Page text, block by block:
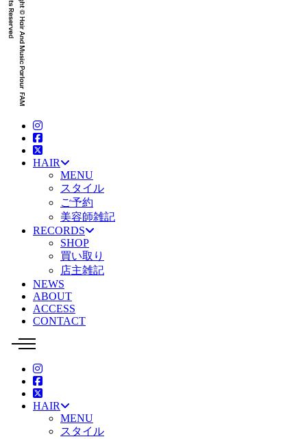
HAIR
MENU
スタイル
ご予約
美容師雑記
RECORDS
SHOP
買い取り
店主雑記
NEWS
ABOUT
ACCESS
CONTACT
HAIR
MENU
スタイル